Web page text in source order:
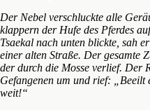
Der Nebel verschluckte alle
klappern der Hufe des Pferdes
Tsaekal nach unten blickte, sah
einer alten Straße. Der gesamte
der durch die Mosse verlief. Der
Gefangenen um und rief:
weit!“